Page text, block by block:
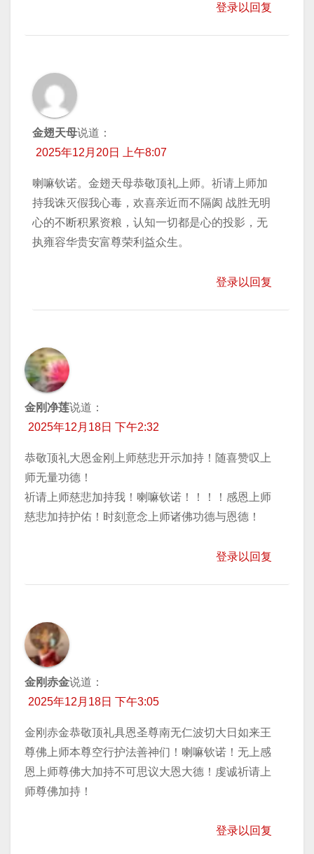
登录以回复
金翅天母说道：
2025年12月20日 上午8:07
喇嘛钦诺。金翅天母恭敬顶礼上师。祈请上师加
持我诛灭假我心毒，欢喜亲近而不隔阂 战胜无明
心的不断积累资粮，认知一切都是心的投影，无
执雍容华贵安富尊荣利益众生。
登录以回复
金刚净莲说道：
2025年12月18日 下午2:32
恭敬顶礼大恩金刚上师慈悲开示加持！随喜赞叹上
师无量功德！
祈请上师慈悲加持我！喇嘛钦诺！！！！感恩上师
慈悲加持护佑！时刻意念上师诸佛功德与恩德！
登录以回复
金刚赤金说道：
2025年12月18日 下午3:05
金刚赤金恭敬顶礼具恩圣尊南无仁波切大日如来王
尊佛上师本尊空行护法善神们！喇嘛钦诺！无上感
恩上师尊佛大加持不可思议大恩大德！虔诚祈请上
师尊佛加持！
登录以回复